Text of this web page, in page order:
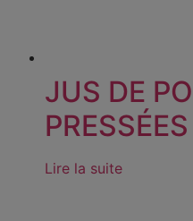
JUS DE
Lire la suite